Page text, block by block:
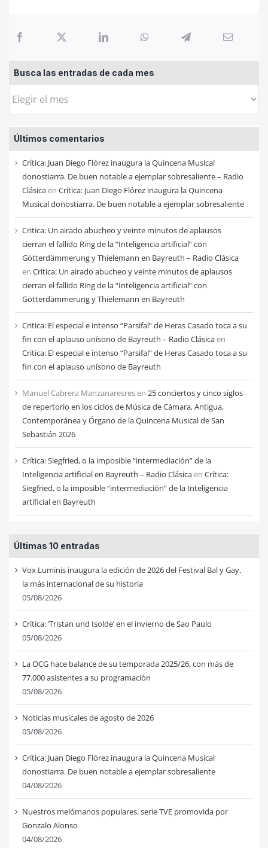
Busca las entradas de cada mes
Busca
entradas
de
cada
mes
Últimos comentarios
Crítica: Juan Diego Flórez inaugura la Quincena Musical
donostiarra. De buen notable a ejemplar sobresaliente – Radio
Clásicaen Crítica: Juan Diego Flórez inaugura la Quincena
Musical donostiarra. De buen notable a ejemplar sobresaliente
Critica: Un airado abucheo y veinte minutos de aplausos
cierran el fallido Ring de la “Inteligencia artificial” con
Götterdämmerung y Thielemann en Bayreuth – Radio Clásica
en Critica: Un airado abucheo y veinte minutos de aplausos
cierran el fallido Ring de la “Inteligencia artificial” con
Götterdämmerung y Thielemann en Bayreuth
Critica: El especial e intenso “Parsifal” de Heras Casado toca a su
fin con el aplauso unísono de Bayreuth – Radio Clásicaen
Critica: El especial e intenso “Parsifal” de Heras Casado toca a su
fin con el aplauso unísono de Bayreuth
Manuel Cabrera Manzanaresresen 25 conciertos y cinco siglos
de repertorio en los ciclos de Música de Cámara, Antigua,
Contemporánea y Órgano de la Quincena Musical de San
Sebastián 2026
Crítica: Siegfried, o la imposible “intermediación” de la
Inteligencia artificial en Bayreuth – Radio Clásicaen Crítica:
Siegfried, o la imposible “intermediación” de la Inteligencia
artificial en Bayreuth
Últimas 10 entradas
Vox Luminis inaugura la edición de 2026 del Festival Bal y Gay,
la más internacional de su historia
05/08/2026
Crítica: ‘Tristan und Isolde’ en el invierno de Sao Paulo
05/08/2026
La OCG hace balance de su temporada 2025/26, con más de
77.000 asistentes a su programación
05/08/2026
Noticias musicales de agosto de 2026
05/08/2026
Crítica: Juan Diego Flórez inaugura la Quincena Musical
donostiarra. De buen notable a ejemplar sobresaliente
04/08/2026
Nuestros melómanos populares, serie TVE promovida por
Gonzalo Alonso
04/08/2026